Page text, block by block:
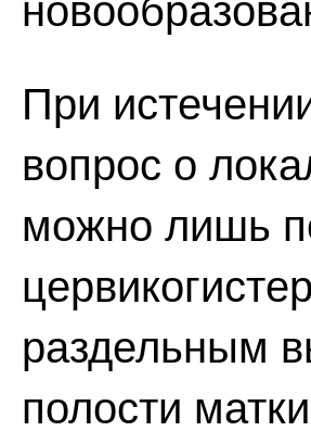
При
вопрос о
можно лишь
раздельным
полости